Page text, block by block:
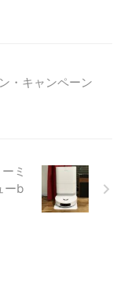
・キャンペーン
ミ
ーb